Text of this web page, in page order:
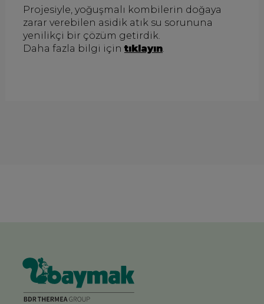
Projesiyle, yoğuşmalı kombilerin doğaya
zarar verebilen asidik atık su sorununa
yenilikçi bir çözüm getirdik.
Daha fazla bilgi içintıklayın.